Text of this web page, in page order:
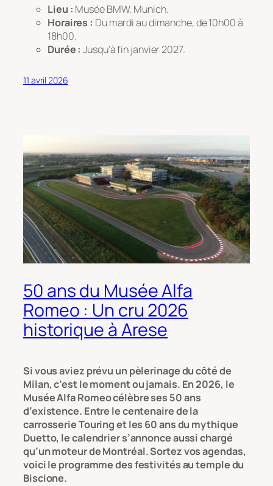
Lieu : Musée BMW, Munich.
Horaires : Du mardi au dimanche, de 10h00 à
18h00.
Durée : Jusqu’à fin janvier 2027.
11 avril 2026
50 ans du Musée Alfa
Romeo : Un cru 2026
historique à Arese
Si vous aviez prévu un pèlerinage du côté de
Milan, c’est le moment ou jamais. En 2026, le
Musée Alfa Romeo célèbre ses 50 ans
d’existence. Entre le centenaire de la
carrosserie Touring et les 60 ans du mythique
Duetto, le calendrier s’annonce aussi chargé
qu’un moteur de Montréal. Sortez vos agendas,
voici le programme des festivités au temple du
Biscione.